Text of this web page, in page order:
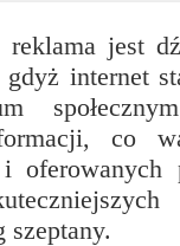
jest
internet
co
oferowanych
szeptany.